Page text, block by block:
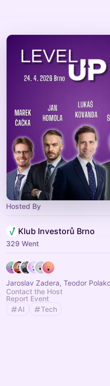
Hosted By
Klub Investorů Brno
329 Went
Jaroslav Zadera, Teodor
Contact the Host
Report Event
AI
Tech